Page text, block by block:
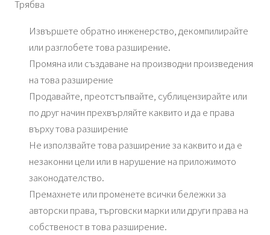
Трябва
Извършете обратно инженерство, декомпилирайте
или разглобете това разширение.
Промяна или създаване на производни произведения
на това разширение
Продавайте, преотстъпвайте, сублицензирайте или
по друг начин прехвърляйте каквито и да е права
върху това разширение
Не използвайте това разширение за каквито и да е
незаконни цели или в нарушение на приложимото
законодателство.
Премахнете или променете всички бележки за
авторски права, търговски марки или други права на
собственост в това разширение.